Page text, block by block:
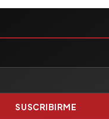
SUSCRIBIRME